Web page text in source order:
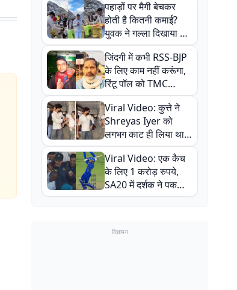
अजित महतो बोले- TMC
की गंदी चाल
पहाड़ों पर मैगी बेचकर
होती है कितनी कमाई?
युवक ने गल्ला दिखाया तो
नौकरी वालों के खड़े हो गए
कान
जिंदगी में कभी RSS-BJP
के लिए काम नहीं करूंगा,
रिंटू पॉल को TMC
ऑफिस में ले जाकर पीटा,
Video वायरल
Viral Video: कुत्ते ने
Shreyas Iyer को
लगभग काट ही लिया था,
न्यूजीलैंड सीरीज से पहले
बाल-बाल बचे
Viral Video: एक कैच
के लिए 1 करोड़ रुपये,
SA20 में दर्शक ने पकड़ा
एक हाथ से गजब का कैच
विज्ञापन